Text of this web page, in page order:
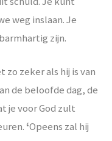
weg inslaan. Je
zijn.
zeker als hij is van
de beloofde dag, de
je voor God zult
‘Opeens zal hij